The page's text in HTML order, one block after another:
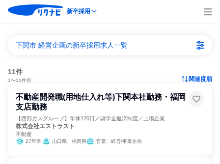
新卒採用
下関市 経営企画の新卒採用求人一覧
11件
1〜11件目 関連度順
不動産開発職(用地仕入れ等)下関本社勤務・福岡
支店勤務
【西部ガスグループ】年休120日／奨学金返済制度／上場企業
株式会社エストラスト
不動産
27年卒 山口県、福岡県 営業、経営/事業企画